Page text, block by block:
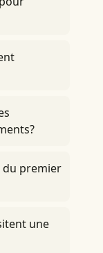
du premier
une